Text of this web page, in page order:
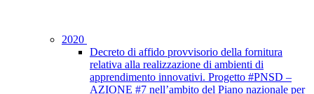
2020
Decreto di affido provvisorio della fornitura
relativa alla realizzazione di ambienti di
apprendimento innovativi. Progetto #PNSD –
AZIONE #7 nell’ambito del Piano nazionale per